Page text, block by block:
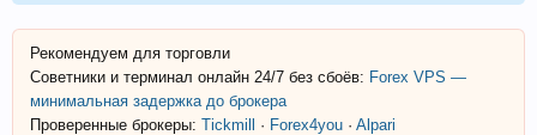
Рекомендуем для торговли
Советники и терминал онлайн 24/7 без сбоёв: Forex VPS —
минимальная задержка до брокера
Проверенные брокеры: Tickmill · Forex4you · Alpari